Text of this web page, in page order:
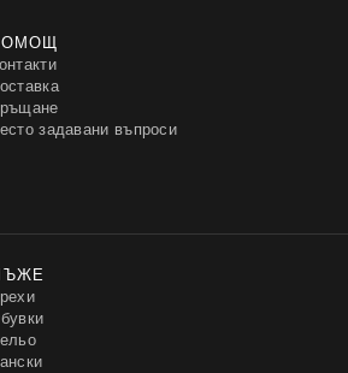
задавани въпроси